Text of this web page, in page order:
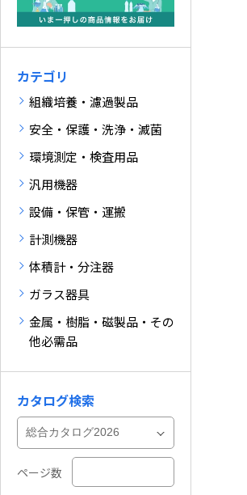
カテゴリ
組織培養・濾過製品
安全・保護・洗浄・滅菌
環境測定・検査用品
汎用機器
設備・保管・運搬
計測機器
体積計・分注器
ガラス器具
金属・樹脂・磁製品・その
他必需品
カタログ検索
ページ数